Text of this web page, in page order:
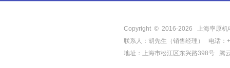
Copyright © 2016-2026
上海率原
联系人：胡先生（销售经理） 电话
地址：上海市松江区东兴路398号
腾